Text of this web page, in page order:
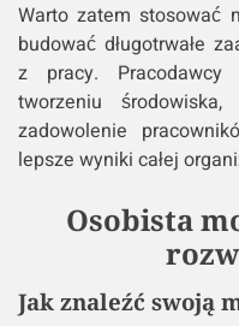
Warto zatem stosować
budować długotrwałe
z pracy.
tworzeniu
zadowolenie
lepsze wyniki całej
Osobista
Jak znaleźć swoją